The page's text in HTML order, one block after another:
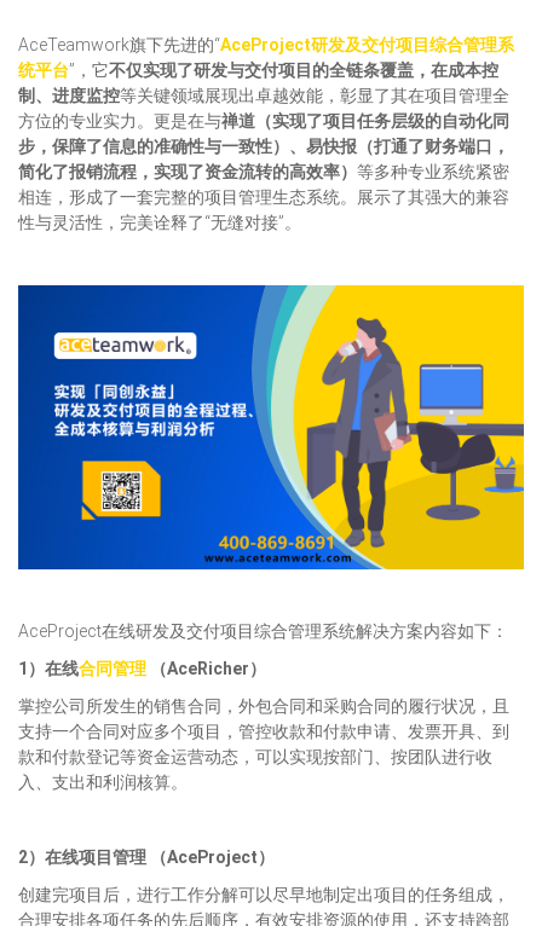
AceTeamwork旗下先进的“AceProject研发及交付项目综合管理系
统平台”，它不仅实现了研发与交付项目的全链条覆盖，在成本控
制、进度监控等关键领域展现出卓越效能，彰显了其在项目管理全
方位的专业实力。更是在与禅道（实现了项目任务层级的自动化同
步，保障了信息的准确性与一致性）、易快报（打通了财务端口，
简化了报销流程，实现了资金流转的高效率） 等多种专业系统紧密
相连，形成了一套完整的项目管理生态系统。展示了其强大的兼容
性与灵活性，完美诠释了“无缝对接”。
AceProject在线研发及交付项目综合管理系统解决方案内容如下：
1）在线合同管理 （AceRicher）
掌控公司所发生的销售合同，外包合同和采购合同的履行状况，且
支持一个合同对应多个项目，管控收款和付款申请、发票开具、到
款和付款登记等资金运营动态，可以实现按部门、按团队进行收
入、支出和利润核算。
2） 在线项目管理 （AceProject）
创建完项目后，进行工作分解可以尽早地制定出项目的任务组成，
合理安排各项任务的先后顺序，有效安排资源的使用，还支持跨部